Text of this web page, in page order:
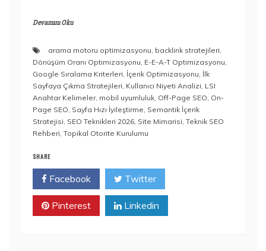
Devamını Oku
arama motoru optimizasyonu backlink stratejileri
Dönüşüm Oranı Optimizasyonu E-E-A-T Optimizasyonu
Google Sıralama Kriterleri İçerik Optimizasyonu İlk
Sayfaya Çıkma Stratejileri Kullanıcı Niyeti Analizi LSI
Anahtar Kelimeler, mobil uyumluluk Off-Page SEO On-
Page SEO Sayfa Hızı İyileştirme Semantik İçerik
Stratejisi SEO Teknikleri 2026 Site Mimarisi Teknik SEO
Rehberi Topikal Otorite Kurulumu
SHARE
Facebook Twitter
Pinterest Linkedin